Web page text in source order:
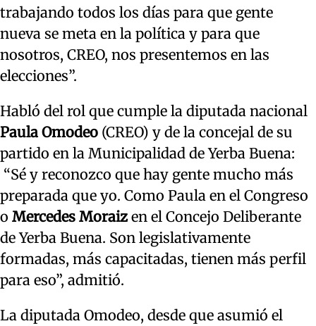
trabajando todos los días para que gente
nueva se meta en la política y para que
nosotros, CREO, nos presentemos en las
elecciones”.
Habló del rol que cumple la diputada nacional
Paula Omodeo (CREO) y de la concejal de su
partido en la Municipalidad de Yerba Buena:
“Sé y reconozco que hay gente mucho más
preparada que yo. Como Paula en el Congreso
o Mercedes Moraizen el Concejo Deliberante
de Yerba Buena. Son legislativamente
formadas, más capacitadas, tienen más perfil
para eso”, admitió.
La diputada Omodeo, desde que asumió el